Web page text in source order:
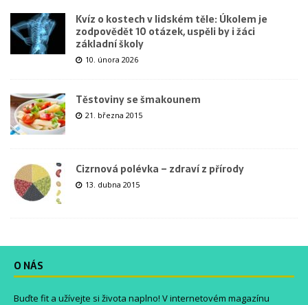
Kvíz o kostech v lidském těle: Úkolem je
zodpovědět 10 otázek, uspěli by i žáci
základní školy
10. února 2026
Těstoviny se šmakounem
21. března 2015
Cizrnová polévka – zdraví z přírody
13. dubna 2015
O NÁS
Buďte fit a užívejte si života naplno! V internetovém magazínu